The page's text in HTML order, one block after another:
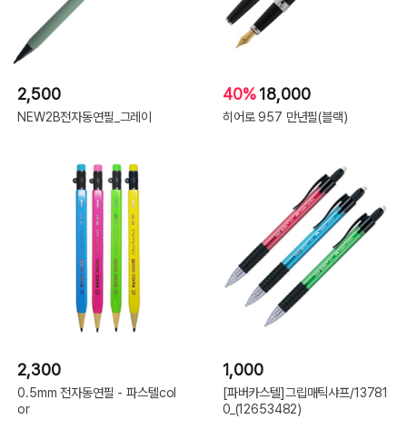
2,500
NEW2B전자동연필_그레이
40%18,000
히어로 957 만년필(블랙)
2,300
0.5mm 전자동연필 - 파스텔col
or
1,000
[파버카스텔]그립매틱샤프/13781
0_(12653482)